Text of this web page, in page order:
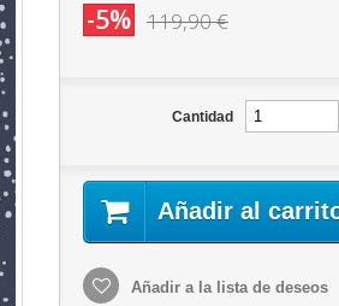
-5% 119,90 €
Cantidad
Añadir al
Añadir a la lista de deseos